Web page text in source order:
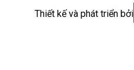
Thiết kế và phát triển bởi